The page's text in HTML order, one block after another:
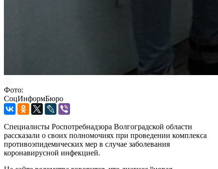
Фото:
СоцИнформБюро
Специалисты Роспотребнадзора Волгоградской области
рассказали о своих полномочиях при проведении комплекса
противоэпидемических мер в случае заболевания
коронавирусной инфекцией.